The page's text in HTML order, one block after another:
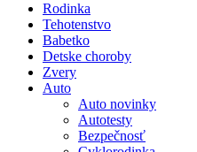
Rodinka
Tehotenstvo
Babetko
Detske choroby
Zvery
Auto
Auto novinky
Autotesty
Bezpečnosť